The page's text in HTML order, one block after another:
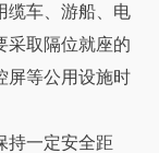
车、游船、电
采取隔位就座的
屏等公用设施时
一定安全距